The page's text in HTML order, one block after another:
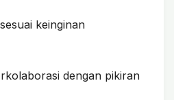
keinginan
dengan pikiran